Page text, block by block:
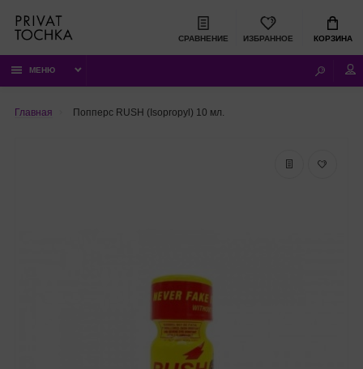
СРАВНЕНИЕ ИЗБРАННОЕ КОРЗИНА
МЕНЮ
Главная Попперс RUSH (Isopropyl) 10 мл.